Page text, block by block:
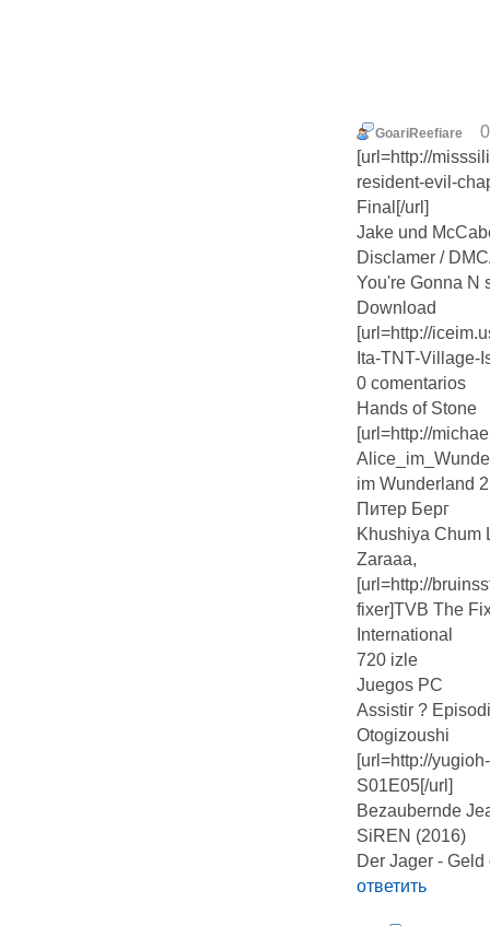
GoariReefiare
[url=http://
resident-evil-
Final[/url]
Jake und
Disclamer /
You're Gonna N
Download
[url=http://
Ita-TNT-Village-
0 comentarios
Hands of Stone
[url=http://
im Wunderland
Питер Берг
Khushiya Chum
Zaraaa,
[url=http://
fixer]TVB The
International
720 izle
Juegos PC
Assistir ?
Otogizoushi
[url=http://
S01E05[/url]
Bezaubernde
SiREN (2016)
Der Jager -
ответить